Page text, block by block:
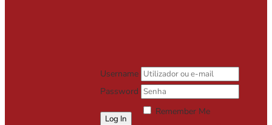
Username
Password
Remember Me